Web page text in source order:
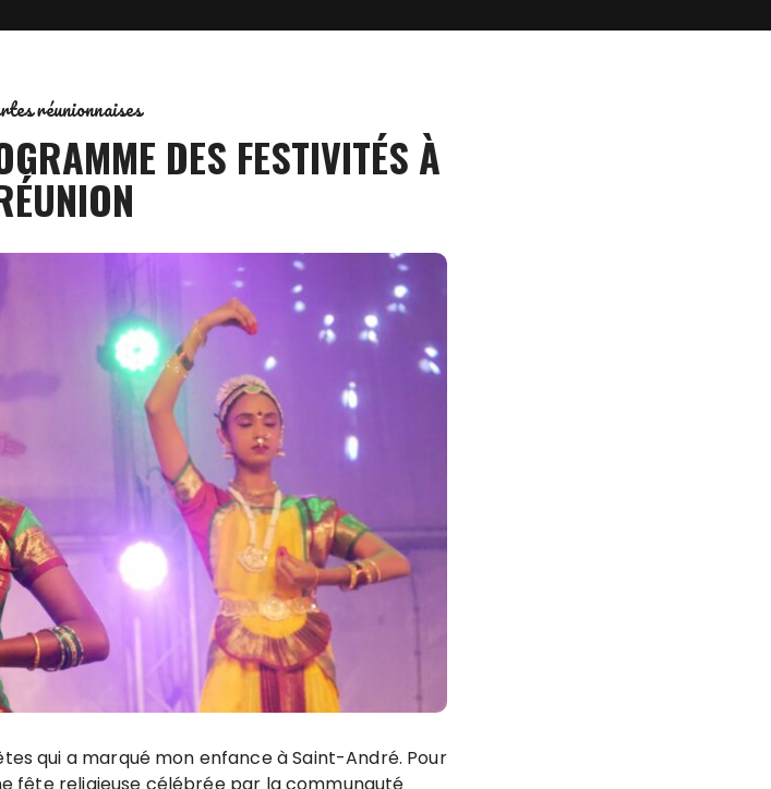
réunionnaises
DES FESTIVITÉS À
qui a marqué mon enfance à Saint-André. Pour